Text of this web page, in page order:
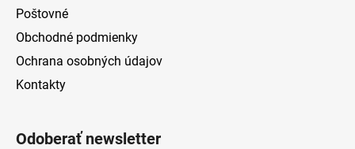
Poštovné
Obchodné podmienky
Ochrana osobných údajov
Kontakty
Odoberať newsletter